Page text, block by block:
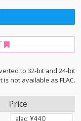
to 32-bit and 24-bit
is not available as FLAC.
Price